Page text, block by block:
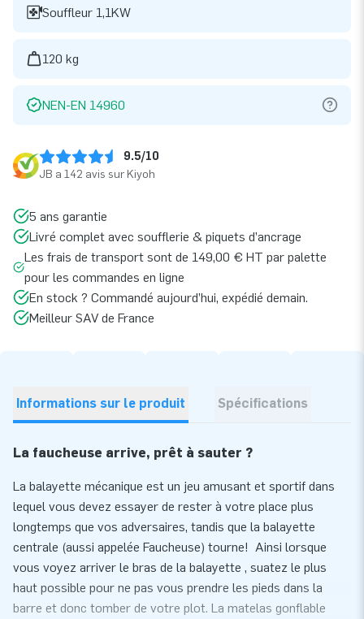
Souffleur 1,1KW
120 kg
NEN-EN 14960
9.5/10
JB a 142 avis sur Kiyoh
5 ans garantie
Livré complet avec soufflerie & piquets d’ancrage
Les frais de transport sont de 149,00 € HT par palette
pour les commandes en ligne
En stock ? Commandé aujourd’hui, expédié demain.
Meilleur SAV de France
Informations sur le produit Spécifications
La faucheuse arrive, prêt à sauter ?
La balayette mécanique est un jeu amusant et sportif dans
lequel vous devez essayer de rester à votre place plus
longtemps que vos adversaires, tandis que la balayette
centrale (aussi appelée Faucheuse) tourne! Ainsi lorsque
vous voyez arriver le bras de la balayette , suatez le plus
haut possible pour ne pas vous prendre les pieds dans la
barre et donc tomber de votre plot. La matelas gonflable